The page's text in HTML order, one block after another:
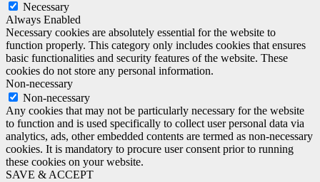
Necessary
Always Enabled
Necessary cookies are absolutely essential for the website to
function properly. This category only includes cookies that ensures
basic functionalities and security features of the website. These
cookies do not store any personal information.
Non-necessary
Non-necessary
Any cookies that may not be particularly necessary for the website
to function and is used specifically to collect user personal data via
analytics, ads, other embedded contents are termed as non-necessary
cookies. It is mandatory to procure user consent prior to running
these cookies on your website.
SAVE & ACCEPT